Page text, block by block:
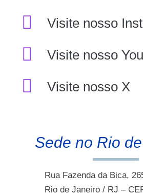
Visite nosso
Visite nosso
Visite nosso X
Sede no Rio
Rua Fazenda da Bica,
Rio de Janeiro / RJ –